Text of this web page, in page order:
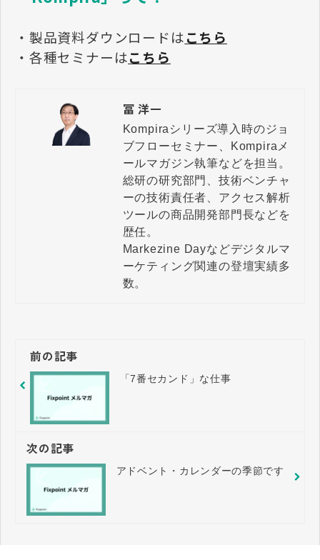
・製品資料ダウンロードはこちら
・各種セミナーはこちら
冨 洋一
Kompiraシリーズ導入時のジョ
ブフローセミナー、Kompiraメ
ールマガジン執筆などを担当。
総研の研究部門、技術ベンチャ
ーの技術責任者、アクセス解析
ツールの商品開発部門長などを
歴任。
Markezine Dayなどデジタルマ
ーケティング関連の登壇実績多
数。
前の記事
「7番セカンド」な仕事
次の記事
アドベント・カレンダーの季節です